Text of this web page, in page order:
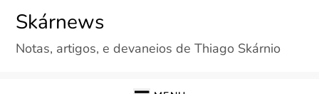
content
Skárnews
Notas, artigos, e devaneios de Thiago Skárnio